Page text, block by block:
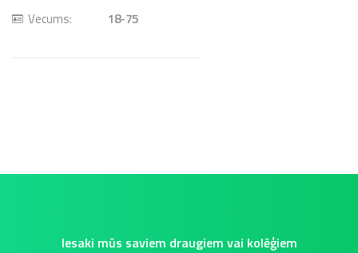
Vecums: 18-75
Iesaki mūs saviem draugiem vai kolēģiem